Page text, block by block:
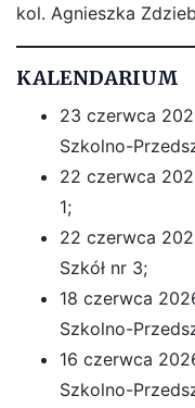
kol. Agnieszka
KALENDARIUM
23 czerwca
Szkolno-
22 czerwca
1;
22 czerwca
Szkół nr 3;
18 czerwca
Szkolno-
16 czerwca
Szkolno-